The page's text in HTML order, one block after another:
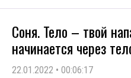
Соня. Тело – твой
начинается через
22.01.2022 • 00:06:17